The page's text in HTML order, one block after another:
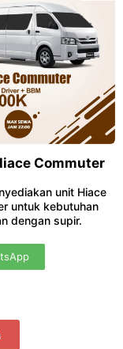
Commuter
unit Hiace
untuk kebutuhan
dengan supir.